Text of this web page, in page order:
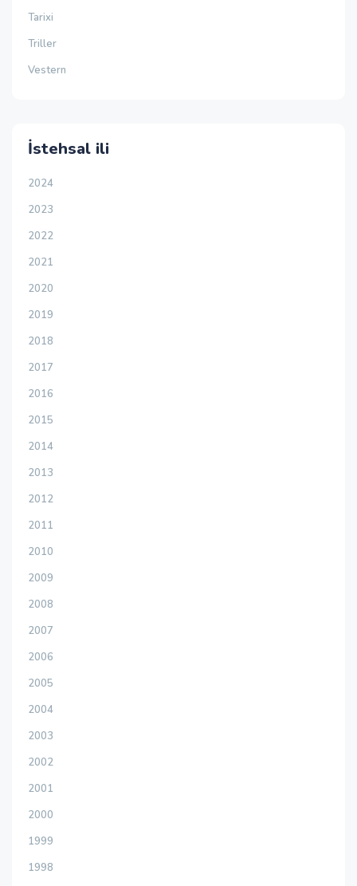
Tarixi
Triller
Vestern
İstehsal ili
2024
2023
2022
2021
2020
2019
2018
2017
2016
2015
2014
2013
2012
2011
2010
2009
2008
2007
2006
2005
2004
2003
2002
2001
2000
1999
1998